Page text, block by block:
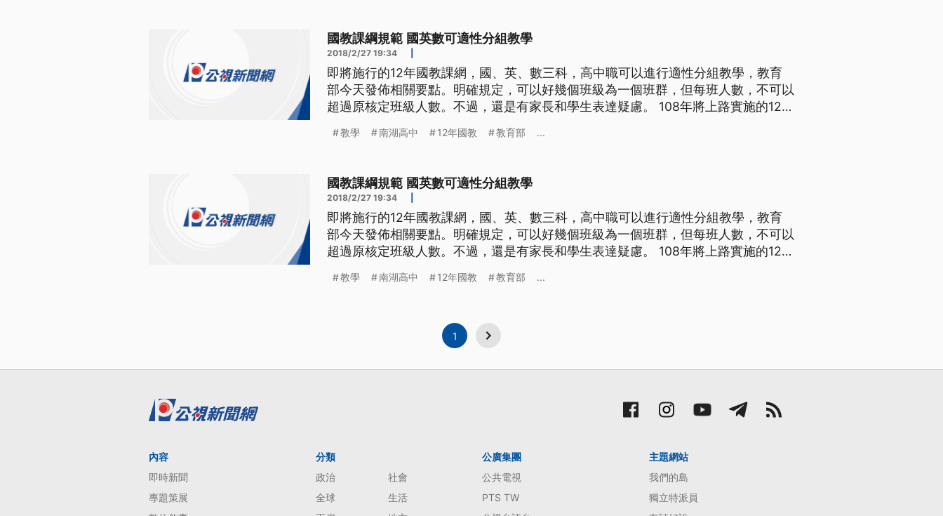
國教課綱規範 國英數可適性分組教學
2018/2/27 19:34
即將施行的12年國教課網，國、英、數三科，高中職可以進行適性分組教學，教育
部今天發佈相關要點。明確規定，可以好幾個班級為一個班群，但每班人數，不可以
超過原核定班級人數。不過，還是有家長和學生表達疑慮。 108年將上路實施的12年
直有實施「分組教學」的呼籲，教育部發布高級中等學校課程規劃及實施要點，明訂
教學 南湖高中 12年國教 教育部 ...
國教課綱規範 國英數可適性分組教學
2018/2/27 19:34
即將施行的12年國教課網，國、英、數三科，高中職可以進行適性分組教學，教育
部今天發佈相關要點。明確規定，可以好幾個班級為一個班群，但每班人數，不可以
超過原核定班級人數。不過，還是有家長和學生表達疑慮。 108年將上路實施的12年
直有實施「分組教學」的呼籲，教育部發布高級中等學校課程規劃及實施要點，明訂
教學 南湖高中 12年國教 教育部 ...
1
內容
即時新聞
專題策展
分類
政治
社會
全球
生活
公廣集團
公共電視
PTS TW
主題網站
我們的島
獨立特派員